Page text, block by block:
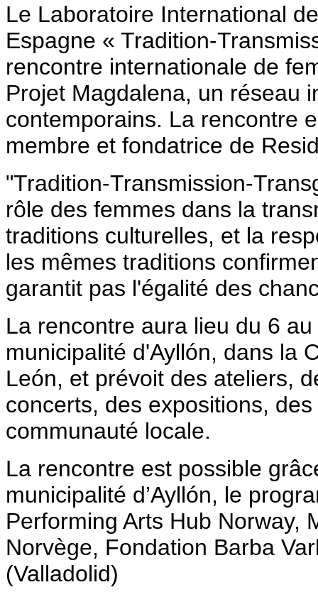
Le Laboratoire International
Espagne « Tradition-
rencontre internationale de
Projet Magdalena, un réseau
contemporains. La rencontre
membre et fondatrice de
"Tradition-Transmission-
rôle des femmes dans la
traditions culturelles, et la
les mêmes traditions
garantit pas l'égalité des
La rencontre aura lieu du 6
municipalité d'Ayllón, dans la
León, et prévoit des ateliers,
concerts, des expositions,
communauté locale.
La rencontre est possible
municipalité d’Ayllón, le
Performing Arts Hub Norway,
Norvège, Fondation Barba
(Valladolid)